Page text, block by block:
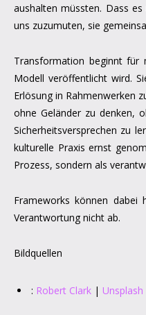
aushalten müssten. Dass
uns zuzumuten, sie
Transformation beginnt
Modell veröffentlicht wird.
Erlösung in Rahmenwerken
ohne Geländer zu denken,
Sicherheitsversprechen zu
kulturelle Praxis ernst
Prozess, sondern als
Frameworks können dabei
Verantwortung nicht ab.
Bildquellen
: Robert Clark | Unsplash